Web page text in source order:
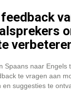
Spaans naar Engels
te vragen aan
en suggesties te